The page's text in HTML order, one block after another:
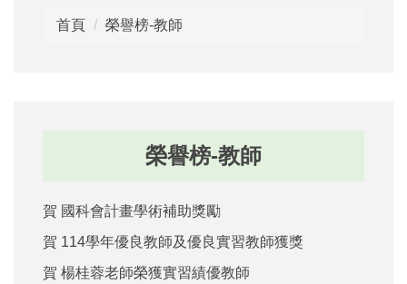
首頁 榮譽榜-教師
榮譽榜-教師
賀 國科會計畫學術補助獎勵
賀 114學年優良教師及優良實習教師獲獎
賀 楊桂蓉老師榮獲實習績優教師